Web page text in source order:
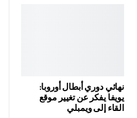
نهائي دوري أبطال أوروبا:
يويفا يفكر عن تغيير موقع
القاء إلى ويمبلي